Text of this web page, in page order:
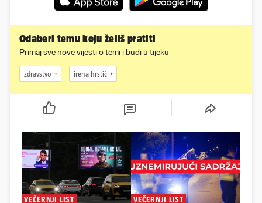
Odaberi temu koju želiš pratiti
Primaj sve nove vijesti o temi i budi u tijeku
zdravstvo irena hrstić